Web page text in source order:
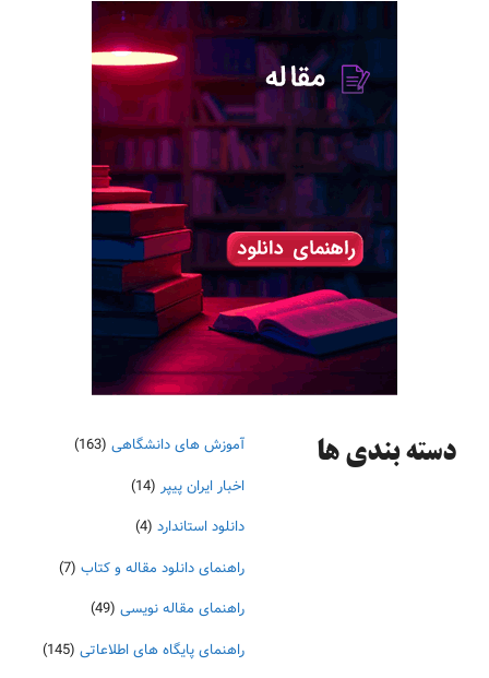
دسته‌ بندی ها آموزش های دانشگاهی (163)
اخبار ایران پیپر (14)
دانلود استاندارد (4)
راهنمای دانلود مقاله و کتاب (7)
راهنمای مقاله نویسی (49)
راهنمای پایگاه های اطلاعاتی (145)